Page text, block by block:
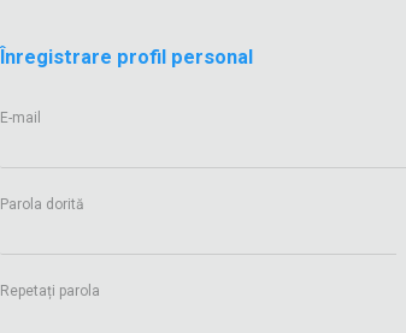
Înregistrare profil personal
E-mail
Parola dorită
Repetați parola